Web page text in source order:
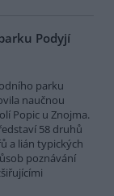
Podyjí
parku
naučnou
Popic u Znojma.
58 druhů
a lián typických
poznávání